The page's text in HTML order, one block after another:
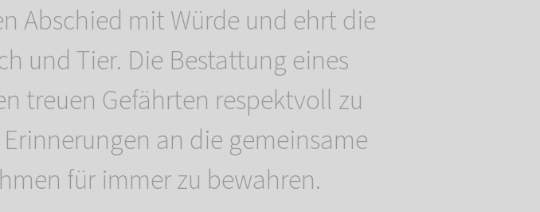
Abschied mit Würde und ehrt die
und Tier. Die Bestattung eines
treuen Gefährten respektvoll zu
an die gemeinsame
für immer zu bewahren.